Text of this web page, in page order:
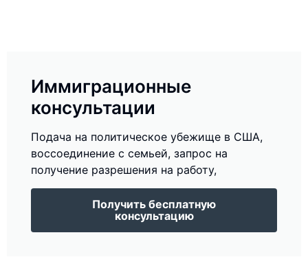
Иммиграционные
консультации
Подача на политическое убежище в США,
воссоединение с семьей, запрос на
получение разрешения на работу,
Получить бесплатную
консультацию